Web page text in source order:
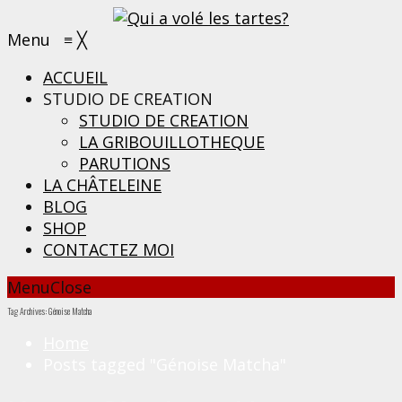
Menu ≡ ╳
ACCUEIL
STUDIO DE CREATION
STUDIO DE CREATION
LA GRIBOUILLOTHEQUE
PARUTIONS
LA CHÂTELEINE
BLOG
SHOP
CONTACTEZ MOI
MenuClose
Tag Archives: Génoise Matcha